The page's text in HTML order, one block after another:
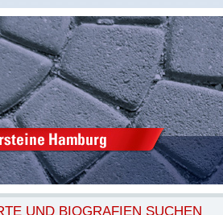
UND BIOGRAFIEN SUCHEN